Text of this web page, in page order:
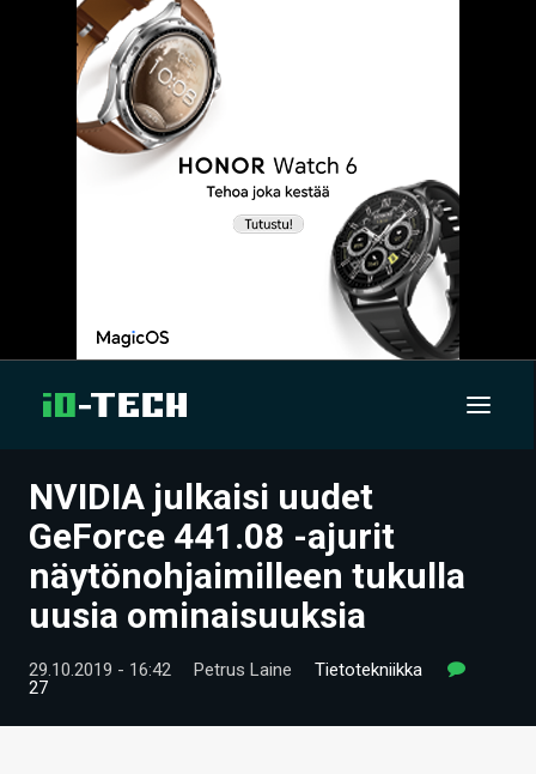
UUTISET
ARTIKKELIT
VIDEOT
TECHBBS
NVIDIA julkaisi uudet
GeForce 441.08 -ajurit
näytönohjaimilleen tukulla
uusia ominaisuuksia
29.10.2019 - 16:42 Petrus Laine
Tietotekniikka
27